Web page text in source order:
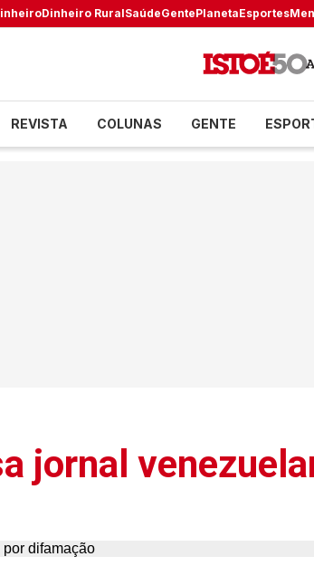
Dinheiro RuralSaúdeGentePlanetaEsportes
REVISTA COLUNAS GENTE
jornal